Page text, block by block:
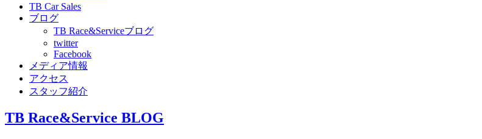
TB Car Sales
ブログ
TB Race&Serviceブログ
twitter
Facebook
メディア情報
アクセス
スタッフ紹介
TB Race&Service BLOG